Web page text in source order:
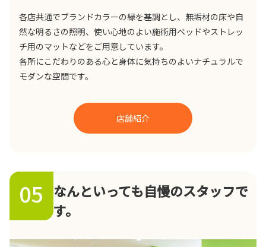
各店共通でブランドカラーの緑を基調とし、無垢材の床や自
然な明るさの照明、使い心地のよい施術用ベッドやストレッ
チ用のマットなどをご用意しています。
各所にこだわりのある心と身体に気持ちのよいナチュラルで
モダンな空間です。
店舗紹介
05
なんといっても自慢のスタッフで
す。